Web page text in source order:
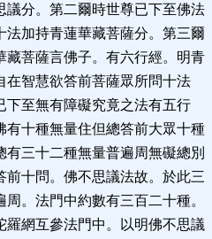
議分。第二爾時世尊已下至佛法
加持青蓮華藏菩薩分。第三爾
藏菩薩言佛子。有六行經。明青
在智慧欲答前菩薩眾所問十法
下至無有障礙究竟之法有五行
有十種無量住但總答前大眾十種
三十二種無量普遍周無礙總別
前十問。佛不思議法故。於此三
。法門中約數有三百二十種。
網互參法門中。以明佛不思議